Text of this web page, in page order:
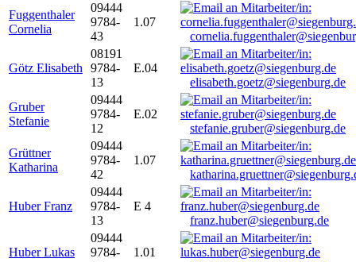
Fuggenthaler
Cornelia
09444
9784-
43
1.07
Götz Elisabeth
08191
9784-
13
E.04
elisabeth.goetz@siegenburg.de
Gruber
Stefanie
09444
9784-
12
E.02
stefanie.gruber@siegenburg.de
Grüttner
Katharina
09444
9784-
42
1.07
Huber Franz
09444
9784-
13
E 4
franz.huber@siegenburg.de
Huber Lukas
09444
9784-
1.01